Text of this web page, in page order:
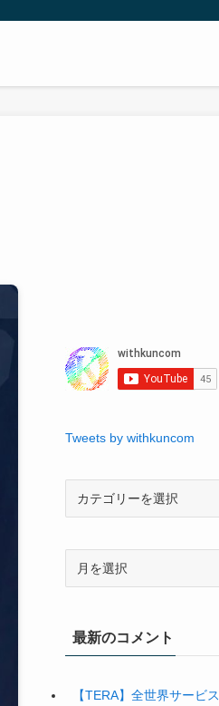
Tweets by withkuncom
最新のコメント
【TERA】全世界サービ